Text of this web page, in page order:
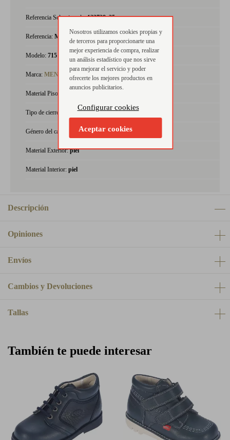
Referencia Seleccionada:123728_35
Referencia: MOD-715-ORTO
Modelo: 715
Marca: MENDIVIL
Material Piso:
Tipo de cierre: Velcro
Género del calzado: niña
Material Exterior:piel
Material Interior: piel
Descripción
Opiniones
Envíos
Cambios y Devoluciones
Tallas
También te puede interesar
Nosotros utilizamos cookies propias y
de terceros para proporcionarte una
mejor experiencia de compra, realizar
un análisis estadístico que nos sirve
para mejorar el servicio y poder
ofrecerte los mejores productos en
anuncios publicitarios.
Configurar cookies
Aceptar cookies